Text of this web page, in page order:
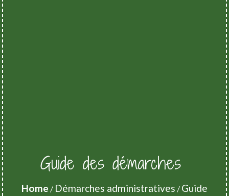
Guide des démarches
Home / Démarches administratives / Guide